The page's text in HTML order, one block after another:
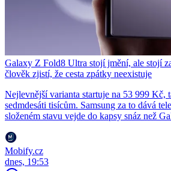
Galaxy Z Fold8 Ultra stojí jmění, ale stojí
člověk zjistí, že cesta zpátky neexistuje
Nejlevnější varianta startuje na 53 999 Kč,
sedmdesáti tisícům. Samsung za to dává
složeném stavu vejde do kapsy snáz než
Mobify.cz
dnes, 19:53